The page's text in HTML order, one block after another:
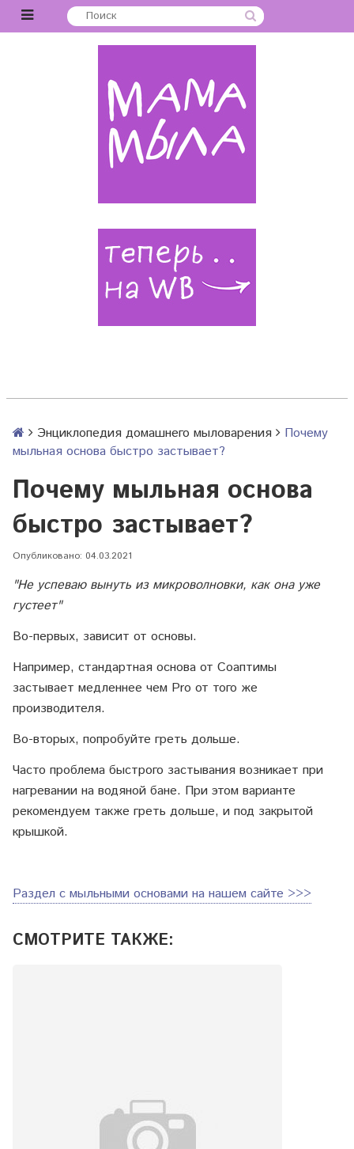
Энциклопедия домашнего мыловарения
Почему
мыльная основа быстро застывает?
Почему мыльная основа
быстро застывает?
Опубликовано: 04.03.2021
"Не успеваю вынуть из микроволновки, как она уже
густеет"
Во-первых, зависит от основы.
Например, стандартная основа от Соаптимы
застывает медленнее чем Pro от того же
производителя.
Во-вторых, попробуйте греть дольше.
Часто проблема быстрого застывания возникает при
нагревании на водяной бане. При этом варианте
рекомендуем также греть дольше, и под закрытой
крышкой.
Раздел с мыльными основами на нашем сайте >>>
СМОТРИТЕ ТАКЖЕ: